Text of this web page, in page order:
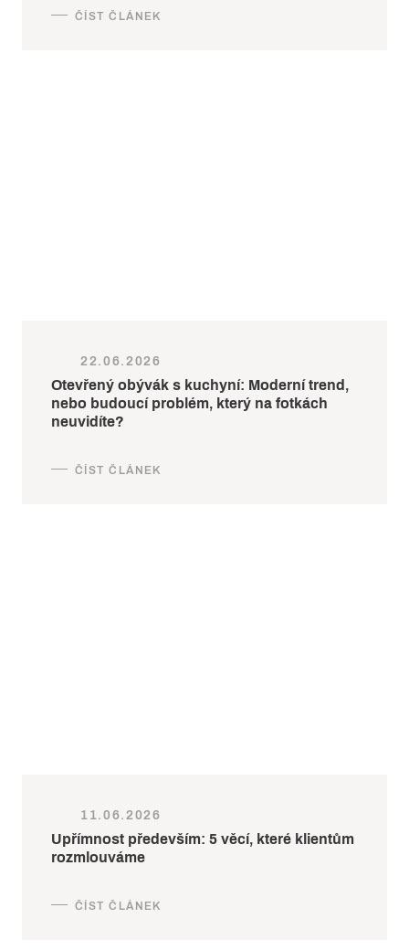
22.06.2026
Otevřený obývák s kuchyní: Moderní trend,
nebo budoucí problém, který na fotkách
neuvidíte?
11.06.2026
Upřímnost především: 5 věcí, které klientům
rozmlouváme